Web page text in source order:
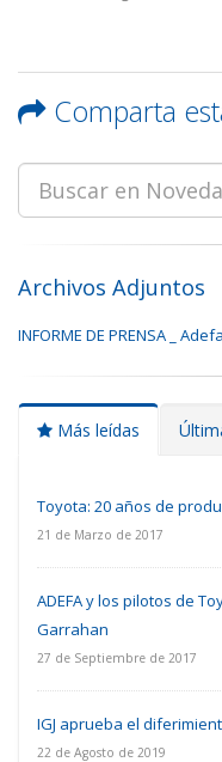
Comparta
Archivos Adjuntos
INFORME DE PRENSA _
Más leídas
Toyota: 20 años de
21 de Marzo de 2017
ADEFA y los pilotos de
Garrahan
27 de Septiembre de 2017
IGJ aprueba el
22 de Agosto de 2019